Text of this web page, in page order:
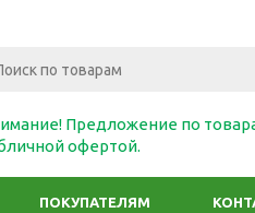
Предложение по
офертой.
ПОКУПАТЕЛЯМ